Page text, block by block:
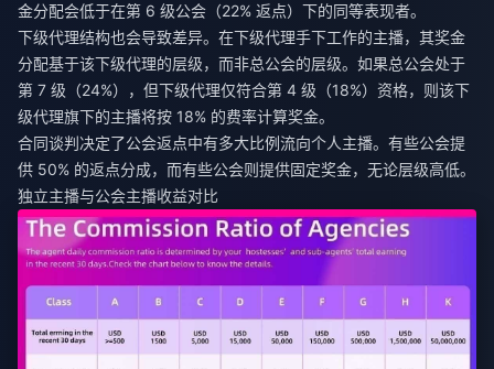
金分配会低于在第 6 级公会（22% 返点）下的同等表现者。
下级代理结构也会导致差异。在下级代理手下工作的主播，其奖金
分配基于该下级代理的层级，而非总公会的层级。如果总公会处于
第 7 级（24%），但下级代理仅符合第 4 级（18%）资格，则该下
级代理旗下的主播将按 18% 的费率计算奖金。
合同谈判决定了公会返点中有多大比例流向个人主播。有些公会提
供 50% 的返点分成，而有些公会则提供固定奖金，无论层级高低。
独立主播与公会主播收益对比